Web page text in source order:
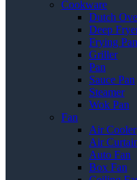
Cookware
Dutch
Deep
Frying Pan
Griller
Pan
Sauce Pan
Steamer
Wok Pan
Fan
Air Cooler
Air
Auto Fan
Box Fan